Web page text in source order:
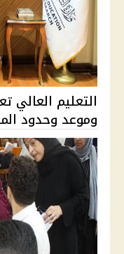
التعليم العالي
وموعد وحدود